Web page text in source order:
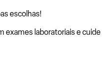
escolhas!
exames laboratoriais e cuide